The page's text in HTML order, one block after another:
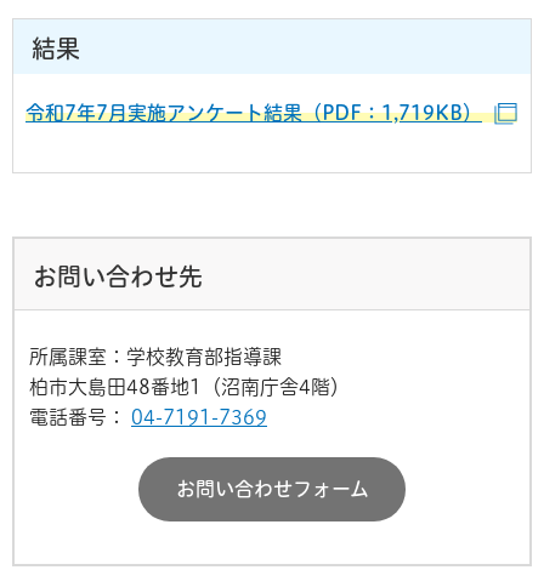
結果
令和7年7月実施アンケート結果（PDF：1,719KB）
お問い合わせ先
所属課室：学校教育部指導課
柏市大島田48番地1（沼南庁舎4階）
電話番号：
04-7191-7369
お問い合わせフォーム